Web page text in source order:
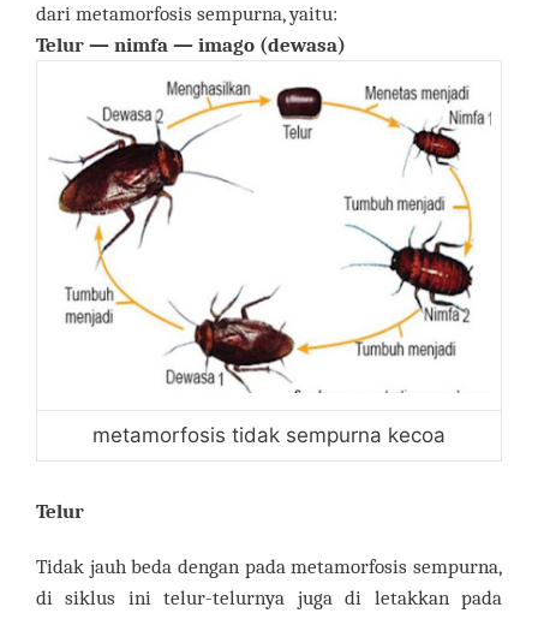
dari metamorfosis sempurna, yaitu:
Telur — nimfa — imago (dewasa)
metamorfosis tidak sempurna kecoa
Telur
Tidak jauh beda dengan pada metamorfosis sempurna,
di siklus ini telur-telurnya juga di letakkan pada